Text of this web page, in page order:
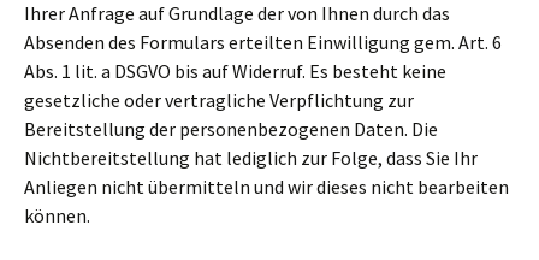
Ihrer Anfrage auf Grundlage der von Ihnen durch das
Absenden des Formulars erteilten Einwilligung gem. Art. 6
Abs. 1 lit. a DSGVO bis auf Widerruf. Es besteht keine
gesetzliche oder vertragliche Verpflichtung zur
Bereitstellung der personenbezogenen Daten. Die
Nichtbereitstellung hat lediglich zur Folge, dass Sie Ihr
Anliegen nicht übermitteln und wir dieses nicht bearbeiten
können.